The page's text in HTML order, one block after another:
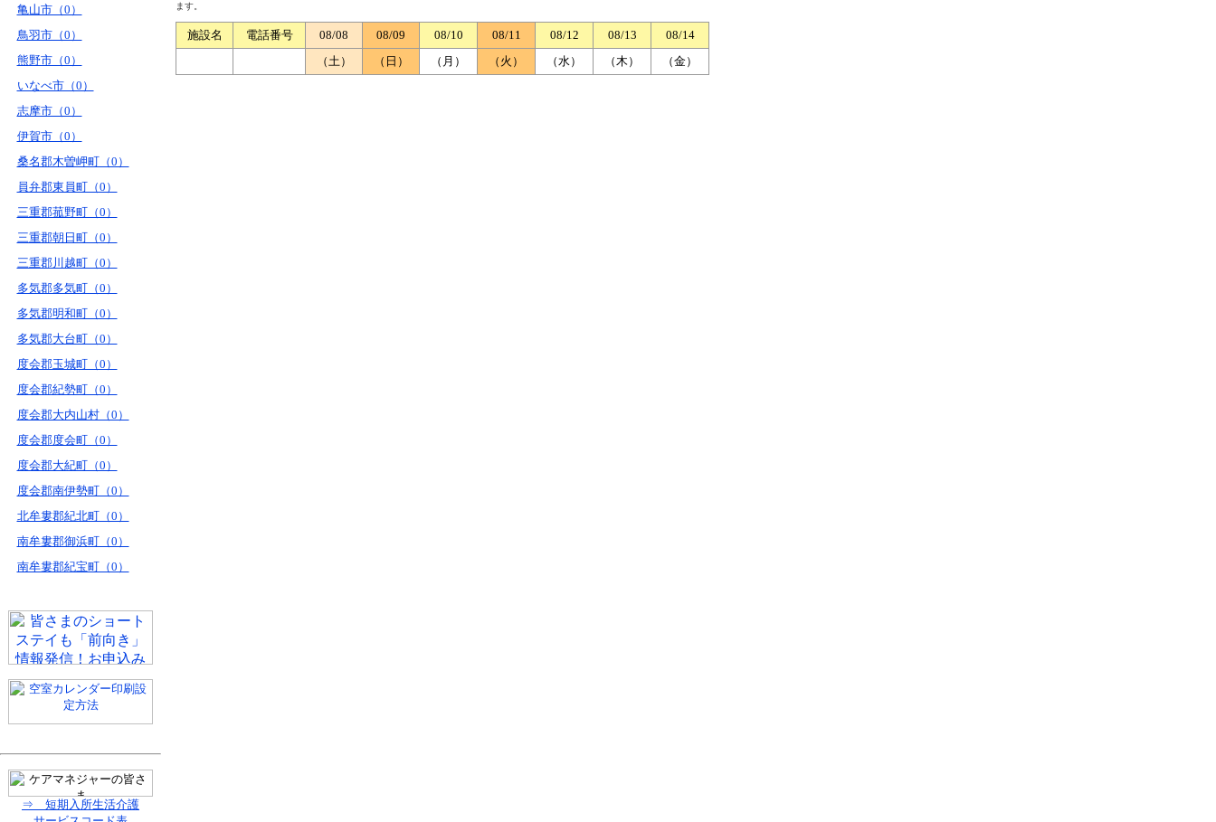
亀山市（0）
鳥羽市（0）
熊野市（0）
いなべ市（0）
志摩市（0）
伊賀市（0）
桑名郡木曽岬町（0）
員弁郡東員町（0）
三重郡菰野町（0）
三重郡朝日町（0）
三重郡川越町（0）
多気郡多気町（0）
多気郡明和町（0）
多気郡大台町（0）
度会郡玉城町（0）
度会郡紀勢町（0）
度会郡大内山村（0）
度会郡度会町（0）
度会郡大紀町（0）
度会郡南伊勢町（0）
北牟婁郡紀北町（0）
南牟婁郡御浜町（0）
南牟婁郡紀宝町（0）
⇒ 短期入所生活介護
ます。
施設名 電話番号 08/08 08/09 08/10 08/11 08/12 08/13
08/14
（土）
（日） （月） （火） （水） （木） （金）